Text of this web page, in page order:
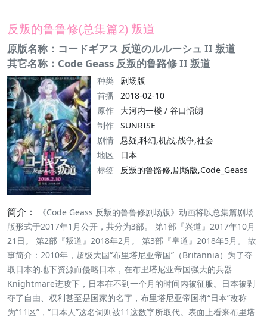
反叛的鲁鲁修(总集篇2) 叛道
原版名称：コードギアス 反逆のルルーシュ II 叛道
其它名称：Code Geass 反叛的鲁路修 II 叛道
种类
剧场版
首播
2018-02-10
原作
大河内一楼 / 谷口悟朗
制作 SUNRISE
剧情 悬疑,科幻,机战,战争,社会
地区
日本
标签
反叛的鲁路修,剧场版,Code_Geass
简介：
《Code Geass 反叛的鲁鲁修剧场版》动画将以总集篇剧场
版形式于2017年1月公开，共分为3部。 第1部『兴道』2017年10月
21日。 第2部『叛道』2018年2月。 第3部『皇道』2018年5月​​。 故
事简介：2010年，超级大国“布里塔尼亚帝国”（Britannia）为了夺
取日本的地下资源而侵略日本，在布里塔尼亚帝国强大的兵器
Knightmare进攻下，日本在不到一个月的时间内被征服。日本被剥
夺了自由、权利甚至是国家的名字，布里塔尼亚帝国将“日本”改称
为“11区”，“日本人”这名词则被11这数字所取代。表面上看来布里塔